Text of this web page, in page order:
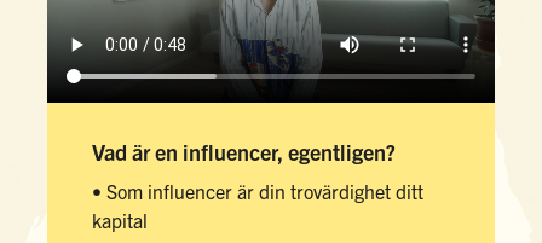
Vad är en influencer, egentligen?
• Som influencer är din trovärdighet ditt
kapital